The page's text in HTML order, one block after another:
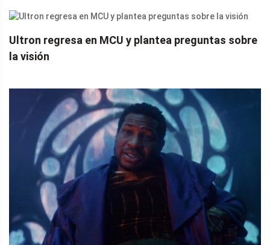
Ultron regresa en MCU y plantea preguntas sobre
la visión